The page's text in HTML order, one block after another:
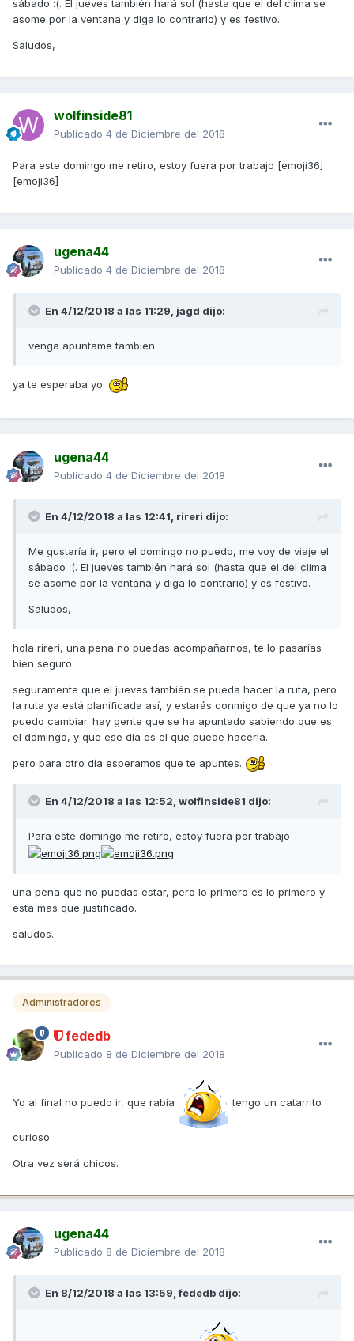
sábado :(. El jueves también hará sol (hasta que el del clima se
asome por la ventana y diga lo contrario) y es festivo.
Saludos,
wolfinside81
Publicado 4 de Diciembre del 2018
Para este domingo me retiro, estoy fuera por trabajo [emoji36]
[emoji36]
ugena44
Publicado 4 de Diciembre del 2018
En 4/12/2018 a las 11:29, jagd dijo:
venga apuntame tambien
ya te esperaba yo.
ugena44
Publicado 4 de Diciembre del 2018
En 4/12/2018 a las 12:41, rireri dijo:
Me gustaría ir, pero el domingo no puedo, me voy de viaje el
sábado :(. El jueves también hará sol (hasta que el del clima
se asome por la ventana y diga lo contrario) y es festivo.
Saludos,
hola rireri, una pena no puedas acompañarnos, te lo pasarías
bien seguro.
seguramente que el jueves también se pueda hacer la ruta, pero
la ruta ya está planificada así, y estarás conmigo de que ya no lo
puedo cambiar. hay gente que se ha apuntado sabiendo que es
el domingo, y que ese día es el que puede hacerla.
pero para otro día esperamos que te apuntes.
En 4/12/2018 a las 12:52, wolfinside81 dijo:
Para este domingo me retiro, estoy fuera por trabajo
una pena que no puedas estar, pero lo primero es lo primero y
esta mas que justificado.
saludos.
Administradores
fededb
Publicado 8 de Diciembre del 2018
Yo al final no puedo ir, que rabia tengo un catarrito
curioso.
Otra vez será chicos.
ugena44
Publicado 8 de Diciembre del 2018
En 8/12/2018 a las 13:59,fededb dijo: